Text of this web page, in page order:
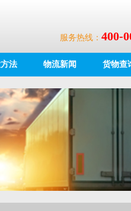
服务热线： 400-
法 物流新闻 货物查